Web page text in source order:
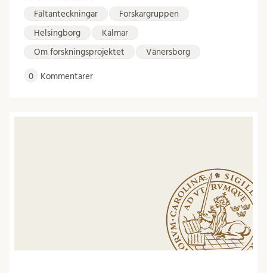
Fältanteckningar Forskargruppen
Helsingborg Kalmar
Om forskningsprojektet Vänersborg
0 Kommentarer